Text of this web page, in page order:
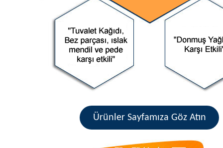
Ürünler Sayfamıza Göz Atın